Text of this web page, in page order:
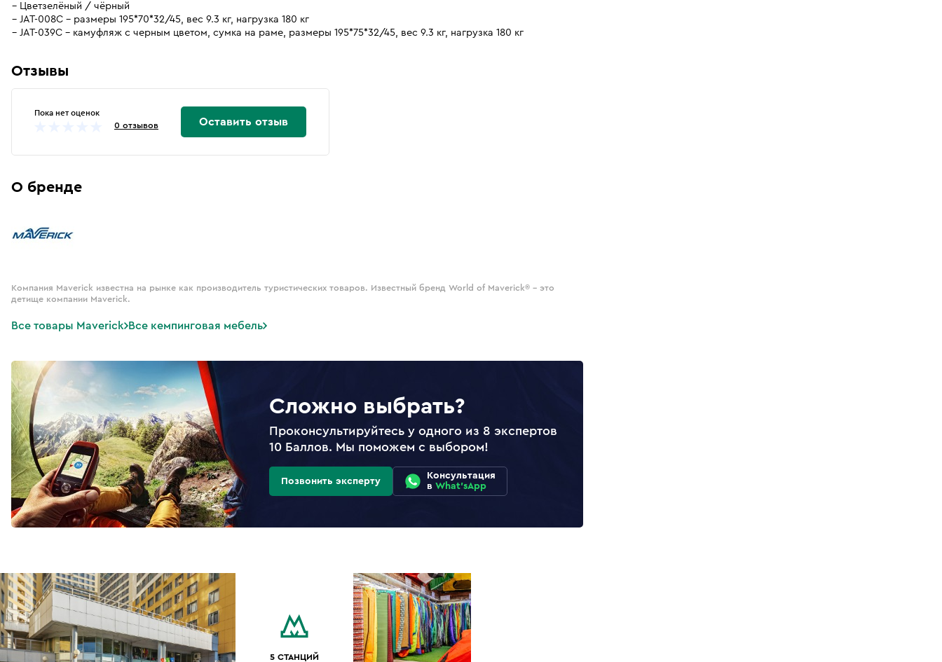
Цветзелёный / чёрный
JAT-008С - размеры 195*70*32/45, вес 9.3 кг, нагрузка 180 кг
JAT-039С - камуфляж с черным цветом, сумка на раме, размеры 195*75*32/45, вес 9.3 кг, нагрузка 180 кг
Отзывы
Пока нет оценок
0 отзывов Оставить отзыв
О бренде
Компания Maverick известна на рынке как производитель туристических товаров. Известный бренд World of Maverick® - это
детище компании Maverick.
Все товары Maverick Все кемпинговая мебель
Сложно выбрать?
Проконсультируйтесь у одного из 8 экспертов
10 Баллов. Мы поможем с выбором!
Позвонить эксперту
Консультация
в What'sApp
5 СТАНЦИЙ